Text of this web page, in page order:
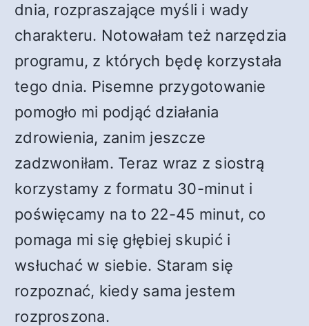
dnia, rozpraszające myśli i wady
charakteru. Notowałam też narzędzia
programu, z których będę korzystała
tego dnia. Pisemne przygotowanie
pomogło mi podjąć działania
zdrowienia, zanim jeszcze
zadzwoniłam. Teraz wraz z siostrą
korzystamy z formatu 30-minut i
poświęcamy na to 22-45 minut, co
pomaga mi się głębiej skupić i
wsłuchać w siebie. Staram się
rozpoznać, kiedy sama jestem
rozproszona.